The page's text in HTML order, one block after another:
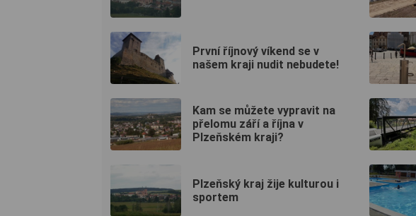
První říjnový víkend se v
našem kraji nudit nebudete!
Kam se můžete vypravit na
přelomu září a října v
Plzeňském kraji?
Plzeňský kraj žije kulturou i
sportem